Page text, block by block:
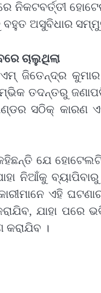
ନିକଟବର୍ତ୍ତୀ
ଅସୁବିଧାର
ଚାଲୁଥିଲା
ଜିତେନ୍ଦ୍ର
ତଦନ୍ତରୁ
ସଠିକ୍ କାରଣ
ଯେ
ନିଆଁକୁ
ଏହି
ଯାହା ପରେ
କରାଯିବ ।